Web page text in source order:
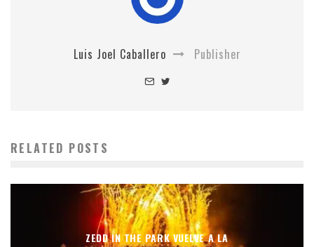
Luis Joel Caballero Publisher
RELATED POSTS
ZEDD IN THE PARK VUELVE A LA